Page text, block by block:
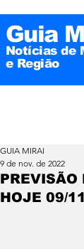
Guia
Notícias de
e Região
PREVISÃO
HOJE 09/11
GUIA MIRAI
9 de nov. de 2022